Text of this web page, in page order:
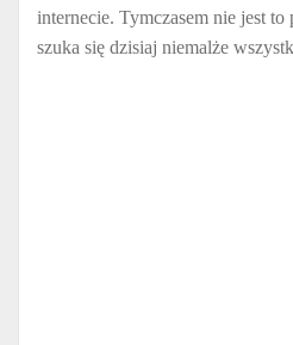
internecie. Tymczasem nie jest
szuka się dzisiaj niemalże